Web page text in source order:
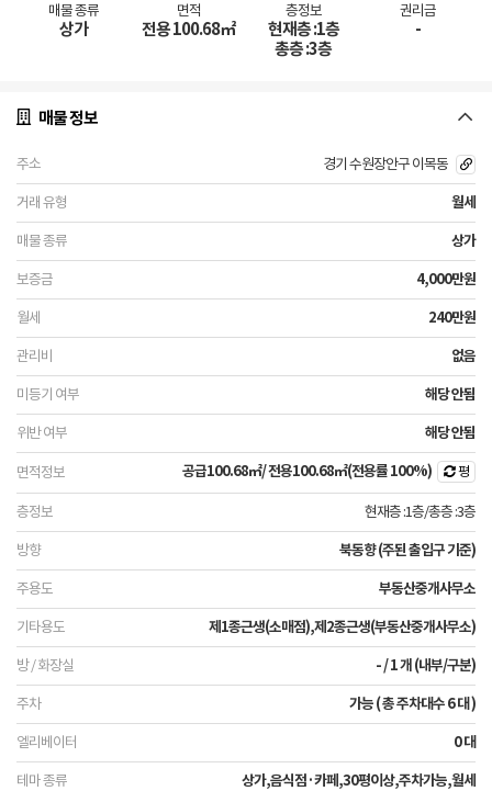
매물 종류
상가
면적
전용 100.68㎡
층정보
현재층 :1층
총층 :3층
권리금
-
매물 정보
경기 수원장안구 이목동
월세
상가
4,000만원
240만원
없음
해당 안됨
해당 안됨
공급100.68㎡/ 전용100.68㎡(전용률 100%) 평
현재층 :1층/총층 :3층
북동향 (주된 출입구 기준)
부동산중개사무소
제1종근생(소매점),제2종근생(부동산중개사무소)
- / 1 개 (내부/구분)
가능 ( 총 주차대수 6 대 )
0 대
상가,음식점·카페,30평이상,주차가능,월세